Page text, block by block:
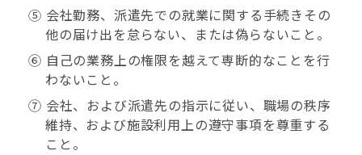
⑤ 会社勤務、派遣先での就業に関する手続きその
他の届け出を怠らない、または偽らないこと。
⑥ 自己の業務上の権限を越えて専断的なことを行
わないこと。
⑦ 会社、および派遣先の指示に従い、職場の秩序
維持、および施設利用上の遵守事項を尊重する
こと。